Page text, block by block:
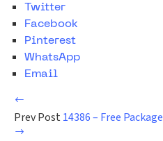
Twitter
Facebook
Pinterest
WhatsApp
Email
Prev Post 14386 – Free Package